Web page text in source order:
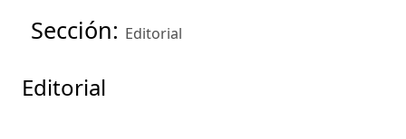
Sección: Editorial
Editorial